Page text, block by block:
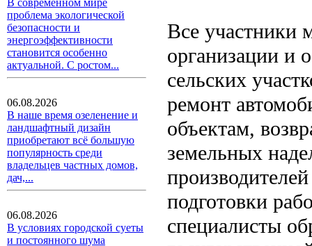
В современном мире
проблема экологической
безопасности и
энергоэффективности
становится особенно
актуальной. С ростом...
06.08.2026
В наше время озеленение и
ландшафтный дизайн
приобретают всё большую
популярность среди
владельцев частных домов,
дач,...
06.08.2026
В условиях городской суеты
и постоянного шума
Все участники
организации и
сельских
ремонт
объектам,
земельных
подготовки
специалисты